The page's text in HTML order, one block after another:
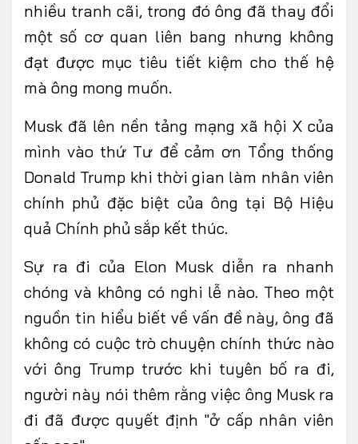
nhiều tranh cãi, trong đó ông đã thay đổi
một số cơ quan liên bang nhưng không
đạt được mục tiêu tiết kiệm cho thế hệ
mà ông mong muốn.
Musk đã lên nền tảng mạng xã hội X của
mình vào thứ Tư để cảm ơn Tổng thống
Donald Trump khi thời gian làm nhân viên
chính phủ đặc biệt của ông tại Bộ Hiệu
quả Chính phủ sắp kết thúc.
Sự ra đi của Elon Musk diễn ra nhanh
chóng và không có nghi lễ nào. Theo một
nguồn tin hiểu biết về vấn đề này, ông đã
không có cuộc trò chuyện chính thức nào
với ông Trump trước khi tuyên bố ra đi,
người này nói thêm rằng việc ông Musk ra
đi đã được quyết định "ở cấp nhân viên